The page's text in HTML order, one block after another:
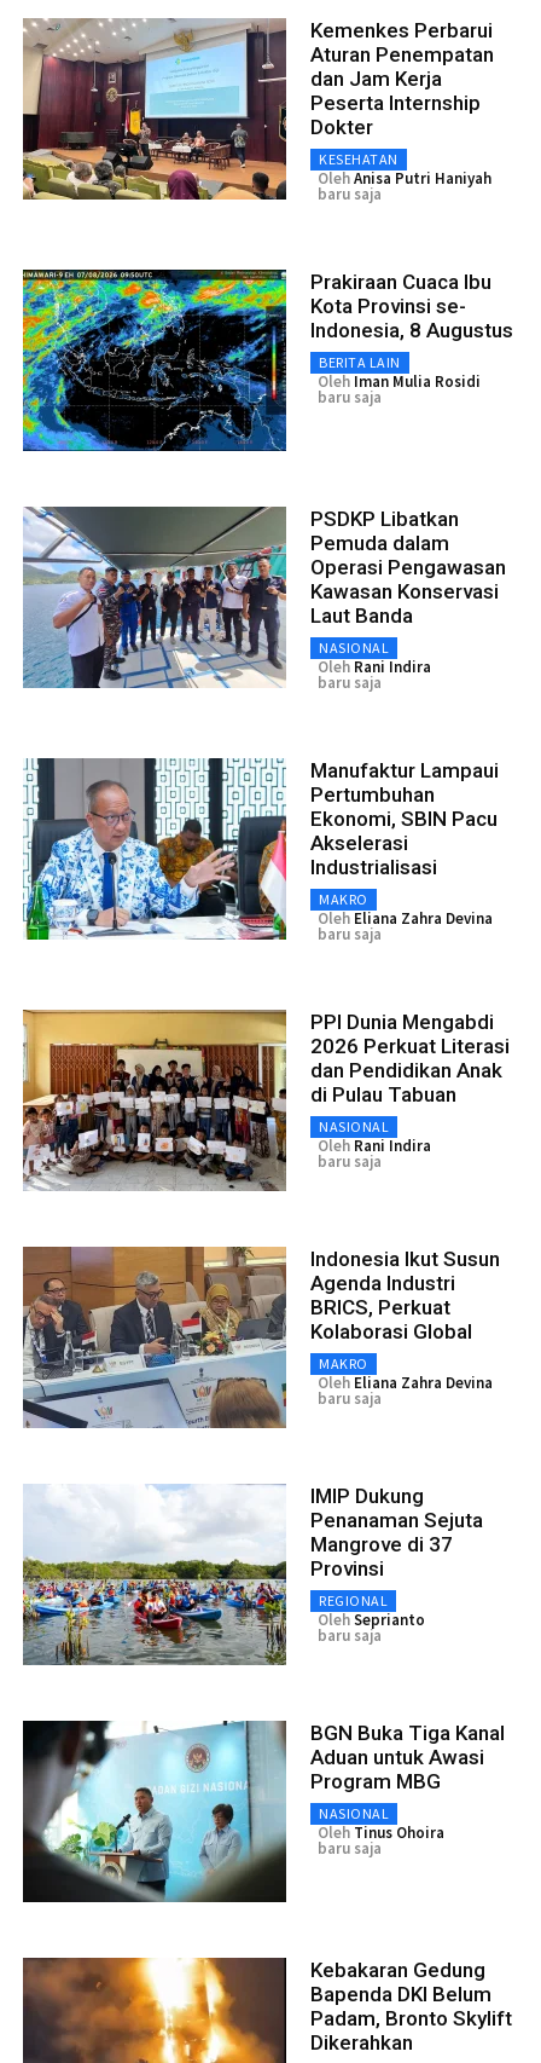
Kemenkes Perbarui
Aturan Penempatan
dan Jam Kerja
Peserta Internship
Dokter
KESEHATAN
OlehAnisa Putri Haniyah
baru saja
Prakiraan Cuaca Ibu
Kota Provinsi se-
Indonesia, 8 Augustus
BERITA LAIN
Oleh Iman Mulia Rosidi
baru saja
PSDKP Libatkan
Pemuda dalam
Operasi Pengawasan
Kawasan Konservasi
Laut Banda
NASIONAL
Oleh Rani Indira
baru saja
Manufaktur Lampaui
Pertumbuhan
Ekonomi, SBIN Pacu
Akselerasi
Industrialisasi
MAKRO
Oleh Eliana Zahra Devina
baru saja
PPI Dunia Mengabdi
2026 Perkuat Literasi
dan Pendidikan Anak
di Pulau Tabuan
NASIONAL
Oleh Rani Indira
baru saja
Indonesia Ikut Susun
Agenda Industri
BRICS, Perkuat
Kolaborasi Global
MAKRO
Oleh Eliana Zahra Devina
baru saja
IMIP Dukung
Penanaman Sejuta
Mangrove di 37
Provinsi
REGIONAL
OlehSeprianto
baru saja
BGN Buka Tiga Kanal
Aduan untuk Awasi
Program MBG
NASIONAL
Oleh Tinus Ohoira
baru saja
Kebakaran Gedung
Bapenda DKI Belum
Padam, Bronto Skylift
Dikerahkan